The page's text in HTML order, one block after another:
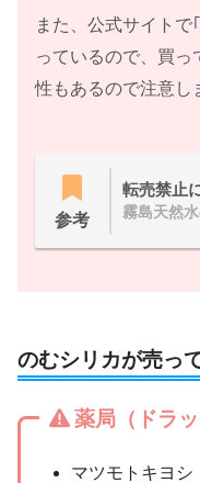
また、公式サイトで
っているので、買
性もあるので注意し
参考
転売禁止
霧島天然
のむシリカが売っ
薬局（ドラッ
マツモトキヨシ